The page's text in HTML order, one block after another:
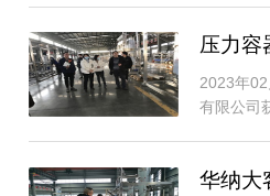
压力容
2023年
有限公司
华纳大